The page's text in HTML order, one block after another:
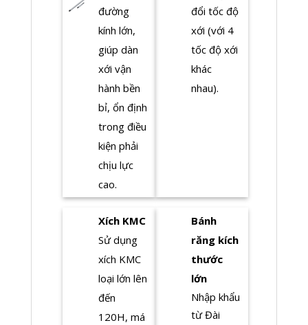
đường
kính lớn,
giúp dàn
xới vận
hành bền
bỉ, ổn định
trong điều
kiện phải
chịu lực
cao.
đổi tốc độ
xới (với 4
tốc độ xới
khác
nhau).
Xích KMC
Sử dụng
xích KMC
loại lớn lên
đến
120H, má
Bánh
răng kích
thước
lớn
Nhập khẩu
từ Đài